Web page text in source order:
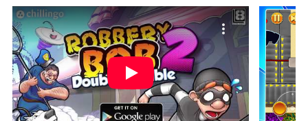
ของคุณ. และที่สำคัญที่สุด, ระบบโปรแกรมของเรา
สามารถทำให้คุณใช้ระบบของ PC ทำให้เกมลื่น
เหมือนกับใช้โทรศัพท์รุ่นล่าสุด. เราไม่ได้ดูแลเรื่องการ
เล่นเกม, แต่เราดูแลถึงความสนุกสนานที่คุณได้จาก
การเล่นด้วย.